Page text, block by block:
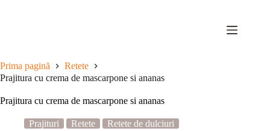
Prima pagină
Retete
Prajitura cu crema de mascarpone si ananas
Prajitura cu crema de mascarpone si ananas
Prajituri Retete Retete de dulciuri